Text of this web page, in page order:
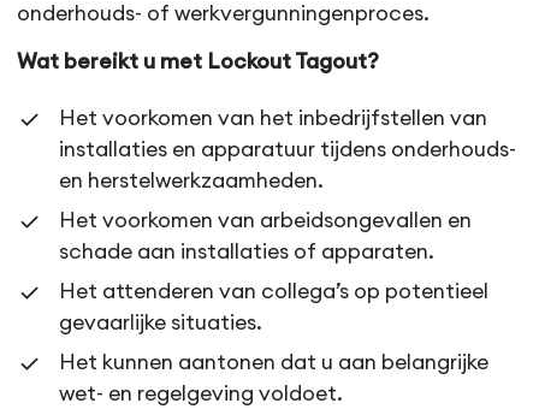
onderhouds- of werkvergunningenproces.
Wat bereikt u met Lockout Tagout?
Het voorkomen van het inbedrijfstellen van
installaties en apparatuur tijdens onderhouds-
en herstelwerkzaamheden.
Het voorkomen van arbeids­ongevallen en
schade aan installaties of apparaten.
Het attenderen van collega’s op potentieel
gevaarlijke situaties.
Het kunnen aantonen dat u aan belangrijke
wet- en regelgeving voldoet.